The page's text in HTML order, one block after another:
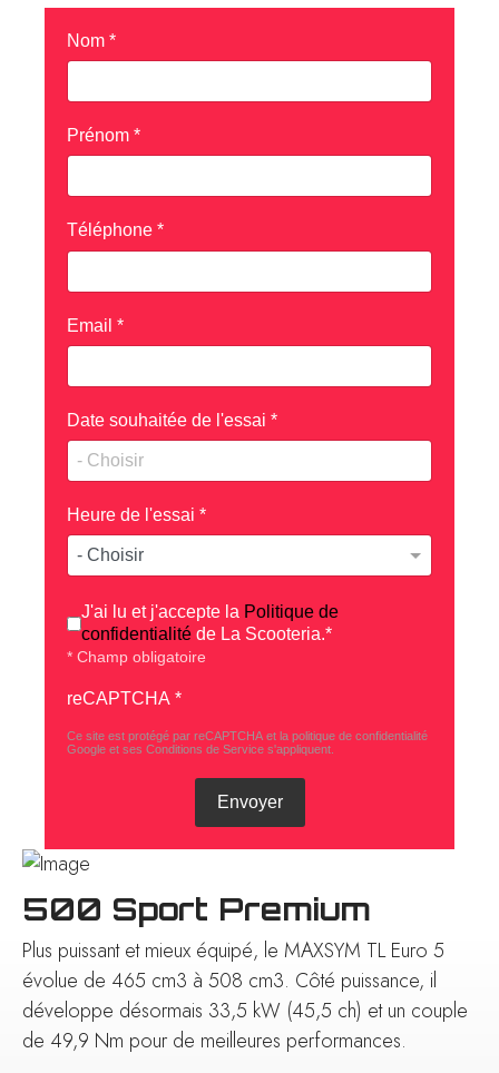
Nom *
Prénom *
Téléphone *
Email *
Date souhaitée de l'essai *
Heure de l'essai *
Conditions d'utilisation*
J'ai lu et j'accepte la Politique de
confidentialité de La Scooteria.*
* Champ obligatoire
reCAPTCHA *
Ce site est protégé par reCAPTCHA et la politique de confidentialité
Google et ses Conditions de Service s'appliquent.
Envoyer
500 Sport Premium
Plus puissant et mieux équipé, le MAXSYM TL Euro 5
évolue de 465 cm3 à 508 cm3. Côté puissance, il
développe désormais 33,5 kW (45,5 ch) et un couple
de 49,9 Nm pour de meilleures performances.